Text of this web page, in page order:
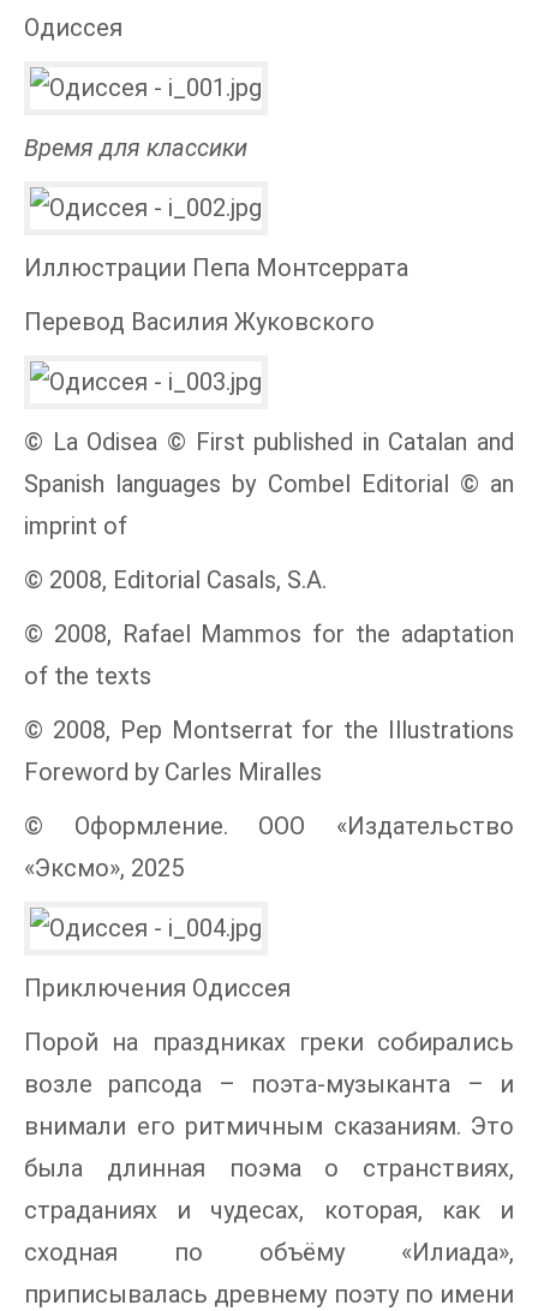
Одиссея
Время для классики
Иллюстрации Пепа Монтсеррата
Перевод Василия Жуковского
© La Odisea © First published in Catalan and
Spanish languages by Combel Editorial © an
imprint of
© 2008, Editorial Casals, S.A.
© 2008, Rafael Mammos for the adaptation
of the texts
© 2008, Pep Montserrat for the Illustrations
Foreword by Carles Miralles
© Оформление. ООО «Издательство
«Эксмо», 2025
Приключения Одиссея
Порой на праздниках греки собирались
возле рапсода – поэта-музыканта – и
внимали его ритмичным сказаниям. Это
была длинная поэма о странствиях,
страданиях и чудесах, которая, как и
сходная по объёму «Илиада»,
приписывалась древнему поэту по имени